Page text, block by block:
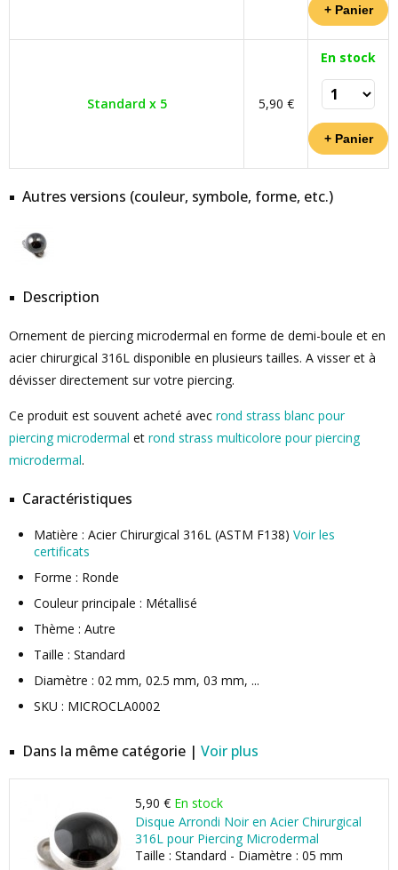
Standard x 5 5,90 €
En stock
Autres versions (couleur, symbole, forme, etc.)
Description
Ornement de piercing microdermal en forme de demi-boule et en
acier chirurgical 316L disponible en plusieurs tailles. A visser et à
dévisser directement sur votre piercing.
Ce produit est souvent acheté avec rond strass blanc pour
piercing microdermal et rond strass multicolore pour piercing
microdermal.
Caractéristiques
Matière : Acier Chirurgical 316L (ASTM F138) Voir les
certificats
Forme : Ronde
Couleur principale : Métallisé
Thème : Autre
Taille : Standard
Diamètre : 02 mm, 02.5 mm, 03 mm, ...
SKU : MICROCLA0002
Dans la même catégorie | Voir plus
5,90 € En stock
Disque Arrondi Noir en Acier Chirurgical
316L pour Piercing Microdermal
Taille : Standard - Diamètre : 05 mm